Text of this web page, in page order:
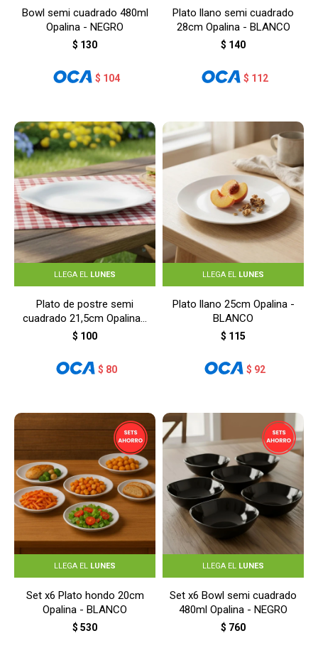
Bowl semi cuadrado 480ml
Opalina - NEGRO
$ 130
$ 104
Plato llano semi cuadrado
28cm Opalina - BLANCO
$ 140
$ 112
LLEGA EL LUNES
Plato de postre semi
cuadrado 21,5cm Opalina -
BLANCO
$ 100
$ 80
LLEGA EL LUNES
Plato llano 25cm Opalina -
BLANCO
$ 115
$ 92
LLEGA EL LUNES
Set x6 Plato hondo 20cm
Opalina - BLANCO
$ 530
LLEGA EL LUNES
Set x6 Bowl semi cuadrado
480ml Opalina - NEGRO
$ 760